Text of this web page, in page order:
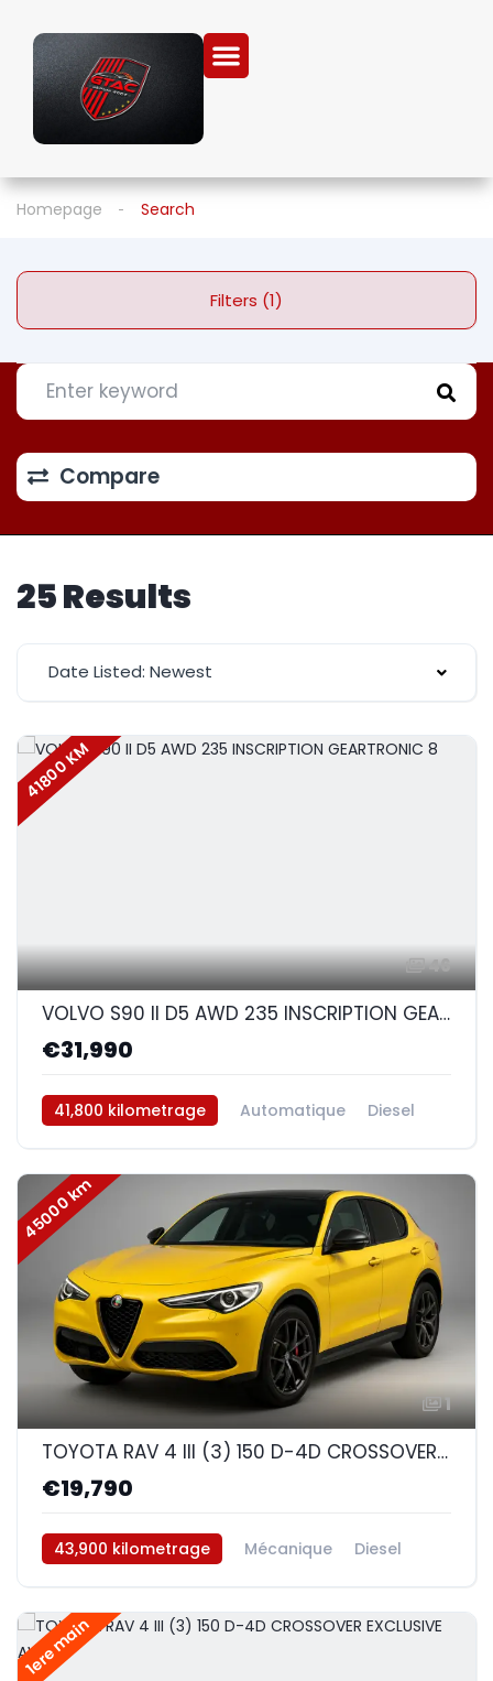
Homepage Search
Filters (1)
Compare
25 Results
Date Listed: Newest
41800 KM
46
VOLVO S90 II D5 AWD 235 INSCRIPTION GEARTRONIC 8
€31,990
41,800 kilometrage Automatique
Diesel
45000 km
1
TOYOTA RAV 4 III (3) 150 D-4D CROSSOVER EXCLUSIVE AWD
€19,790
43,900 kilometrage Mécanique
Diesel
1ere main